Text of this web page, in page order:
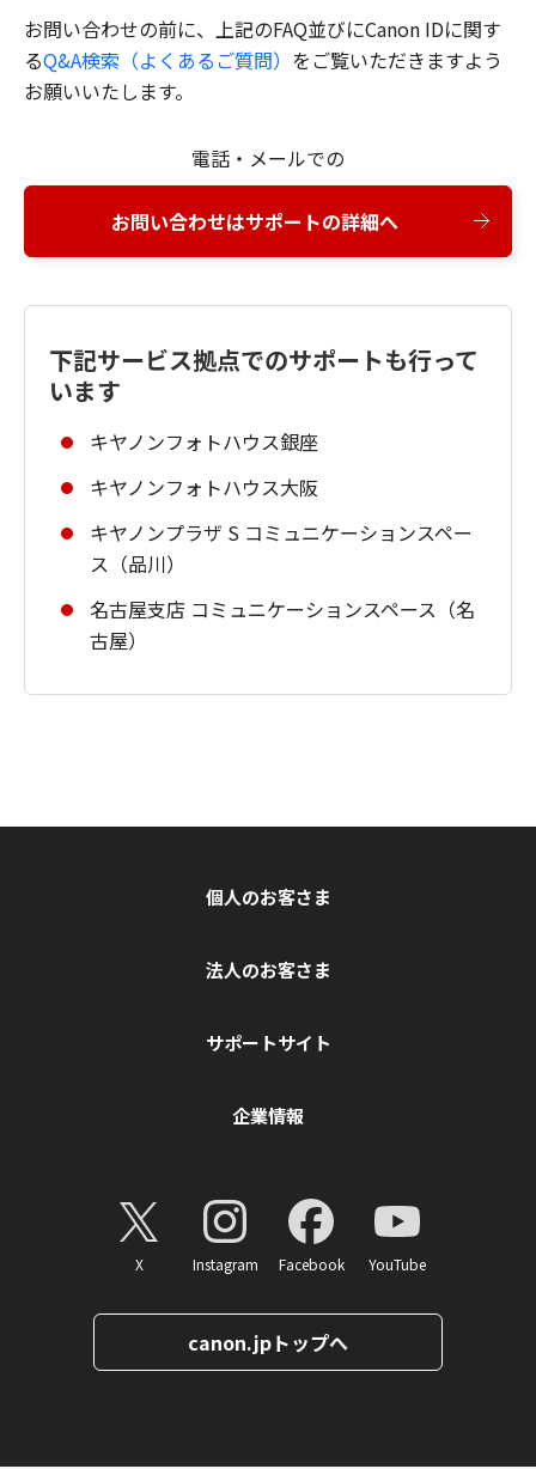
お問い合わせの前に、上記のFAQ並びにCanon IDに関す
るQ&A検索（よくあるご質問） をご覧いただきますよう
お願いいたします。
電話・メールでの
お問い合わせはサポートの詳細へ
下記サービス拠点でのサポートも行って
います
キヤノンフォトハウス銀座
キヤノンフォトハウス大阪
キヤノンプラザ S コミュニケーションスペー
ス（品川）
名古屋支店 コミュニケーションスペース（名
古屋）
個人のお客さま
法人のお客さま
サポートサイト
企業情報
X Instagram Facebook YouTube
canon.jpトップへ